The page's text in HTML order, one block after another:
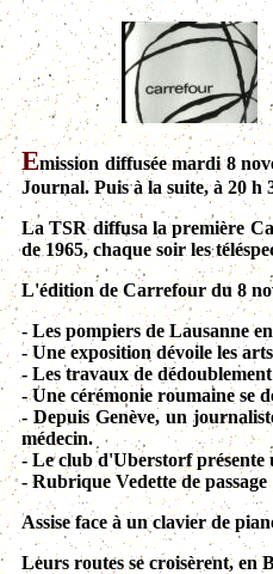
Emission diffusée mardi 8
Journal. Puis à la suite, à 20 h
La TSR diffusa la première
de 1965, chaque soir les
L'édition de Carrefour du 8
- Les pompiers de Lausanne
- Une exposition dévoile les
- Les travaux de
- Une cérémonie roumaine se
- Depuis Genève, un
médecin.
- Le club d'Uberstorf présente
- Rubrique Vedette de
Assise face à un clavier de
Leurs routes se croisèrent, en